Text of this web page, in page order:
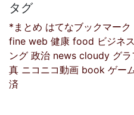
タグ
*まとめ はてなブックマーク
fine web 健康 food ビジネス
ング 政治 news cloudy グ
真 ニコニコ動画 book ゲー
済